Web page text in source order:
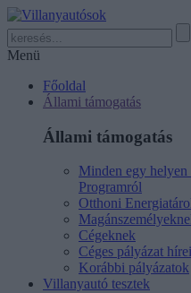
Menü
Főoldal
Állami támogatás
Állami támogatás
Minden egy
Programról
Otthoni
Cégeknek
Céges pályázat hírei
Korábbi pályázatok
Villanyautó tesztek